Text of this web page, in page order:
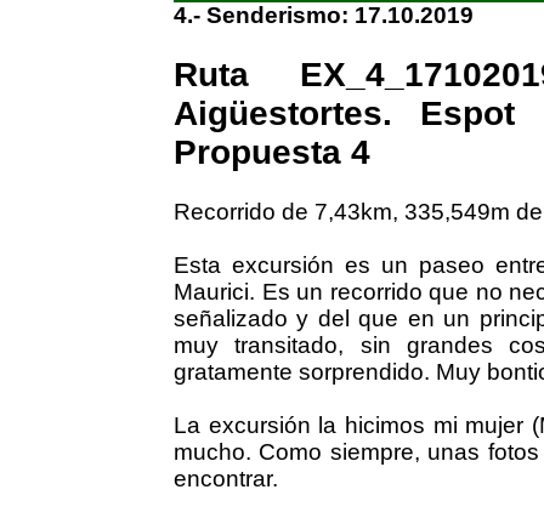
4.- Senderismo: 17.10.2019
Ruta
Aigüestortes.
Propuesta 4
Recorrido de 7,43km, 335,549m
Esta excursión es un paseo
Maurici. Es un recorrido que no
señalizado y del que en un
muy transitado, sin grandes
gratamente sorprendido. Muy
La excursión la hicimos mi mujer
mucho. Como siempre, unas
encontrar.